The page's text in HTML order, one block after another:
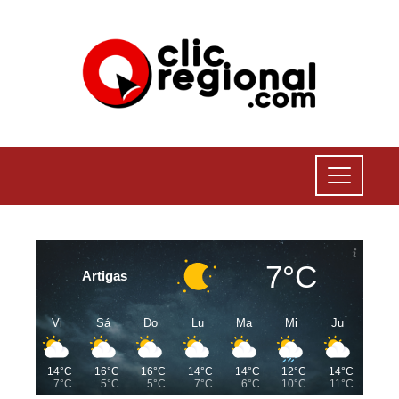
Artigas 7°C
Vi
14°C
7°C
Sá
16°C
5°C
Do
16°C
5°C
Lu
14°C
7°C
Ma
14°C
6°C
Mi
12°C
10°C
Ju
14°C
11°C